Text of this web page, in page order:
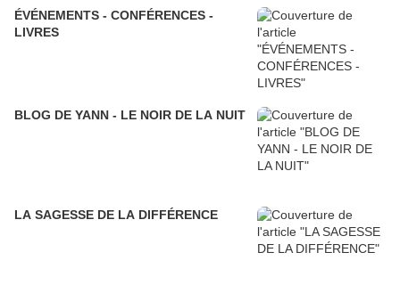
ÉVÉNEMENTS - CONFÉRENCES -
LIVRES
BLOG DE YANN - LE NOIR DE LA NUIT
LA SAGESSE DE LA DIFFÉRENCE